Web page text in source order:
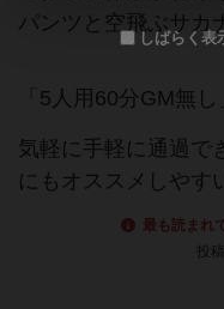
パンツと空飛ぶサカ
「5人用60分GM無し
気軽に手軽に通過で
にもオススメしやす
最も読まれ
投稿
しばらく表